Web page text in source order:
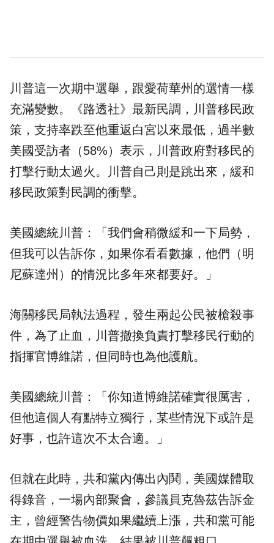
川普這一次期中選舉，跟愛荷華州的選情一樣
充滿變數。《路透社》最新民調，川普移民政
策，支持率跌至他重返白宮以來最低，過半數
美國受訪者（58%）表示，川普政府對移民的
打擊行動太過火。川普自己則是跳出來，緩和
移民政策對民調的衝擊。
美國總統川普：「我們會稍微緩和一下局勢，
但我可以告訴你，如果你看看數據，他們（明
尼蘇達州）的情況比多年來都要好。」
海關移民局執法過程，發生兩起公民被槍殺事
件，為了止血，川普撤換負責打擊移民行動的
指揮官博維諾，但同時也為他護航。
美國總統川普：「你知道博維諾確實很厲害，
但他這個人有點特立獨行，某些情況下或許是
好事，也許這次不太合適。」
但就在此時，共和黨內傳出內鬨，美國媒體取
得錄音，一場內部聚會，參議員克魯茲告訴金
主，曾經警告物價如果繼續上漲，共和黨可能